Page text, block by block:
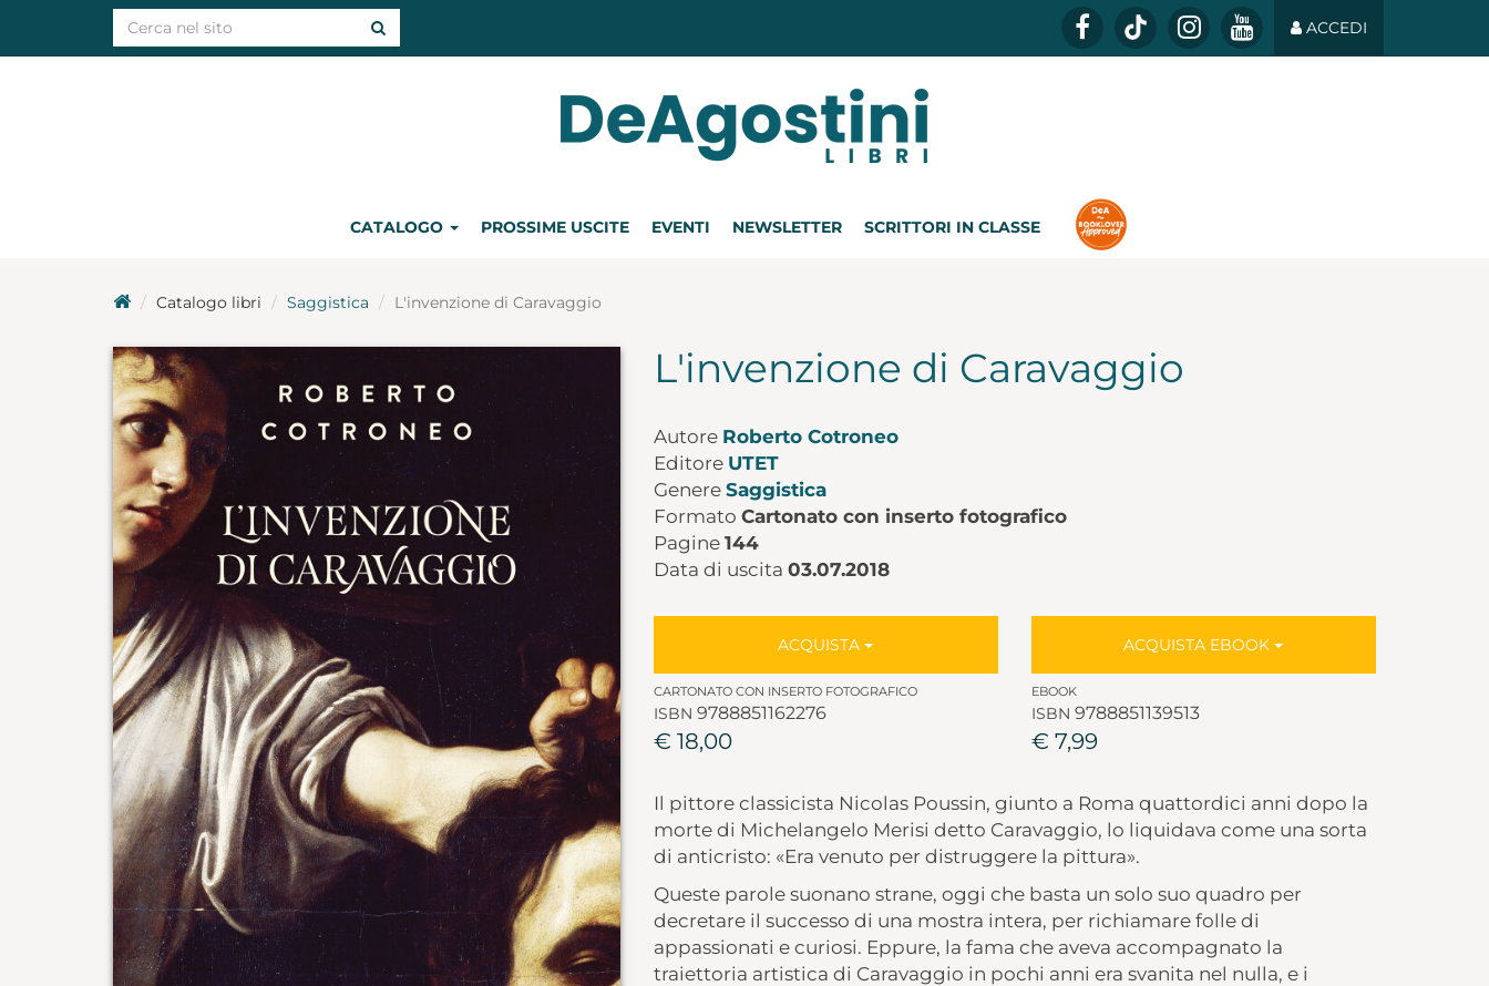
ACCEDI
CATALOGO PROSSIME USCITE EVENTI NEWSLETTER SCRITTORI IN CLASSE
Catalogo libri Saggistica L'invenzione di Caravaggio
L'invenzione di Caravaggio
Autore Roberto Cotroneo
Editore UTET
Genere Saggistica
Formato Cartonato con inserto fotografico
Pagine 144
Data di uscita 03.07.2018
ACQUISTA
CARTONATO CON INSERTO FOTOGRAFICO
ISBN 9788851162276
€ 18,00
ACQUISTA EBOOK
EBOOK
ISBN 9788851139513
€ 7,99
Il pittore classicista Nicolas Poussin, giunto a Roma quattordici anni dopo la
morte di Michelangelo Merisi detto Caravaggio, lo liquidava come una sorta
di anticristo: «Era venuto per distruggere la pittura».
Queste parole suonano strane, oggi che basta un solo suo quadro per
decretare il successo di una mostra intera, per richiamare folle di
appassionati e curiosi. Eppure, la fama che aveva accompagnato la
traiettoria artistica di Caravaggio in pochi anni era svanita nel nulla, e i